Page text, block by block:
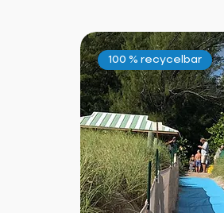
100 % recycelbar